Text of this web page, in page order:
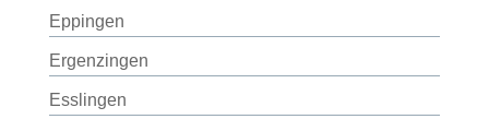
Eppingen
Ergenzingen
Esslingen